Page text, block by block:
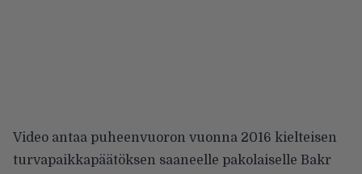
Video antaa puheenvuoron vuonna 2016 kielteisen
turvapaikkapäätöksen saaneelle pakolaiselle Bakr